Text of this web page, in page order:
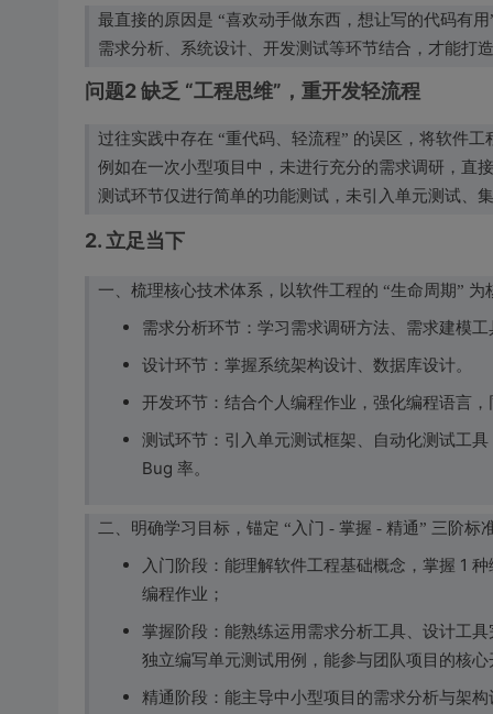
最直接的原因是 “喜欢动手做东西，想让写的代码有
需求分析、系统设计、开发测试等环节结合，才能打
问题2 缺乏 “工程思维”，重开发轻流程
过往实践中存在 “重代码、轻流程” 的误区，将软件
例如在一次小型项目中，未进行充分的需求调研，直
测试环节仅进行简单的功能测试，未引入单元测试、
2. 立足当下
一、梳理核心技术体系，以软件工程的 “生命周期”
需求分析环节：学习需求调研方法、需求建模工
设计环节：掌握系统架构设计、数据库设计。
开发环节：结合个人编程作业，强化编程语言
测试环节：引入单元测试框架、自动化测试工
Bug 率。
二、明确学习目标，锚定 “入门 - 掌握 - 精通” 三阶标
入门阶段：能理解软件工程基础概念，掌握 1
编程作业；
掌握阶段：能熟练运用需求分析工具、设计工
独立编写单元测试用例，能参与团队项目的核
精通阶段：能主导中小型项目的需求分析与架